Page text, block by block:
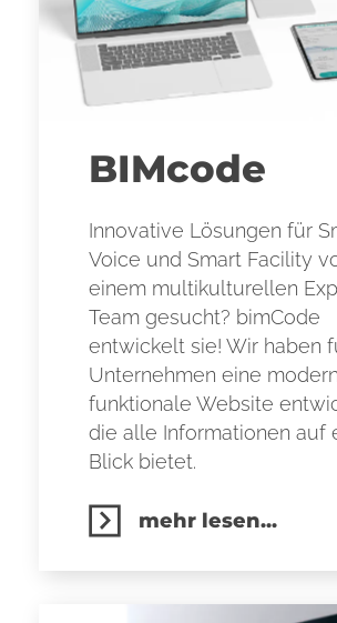
BIMcode
Innovative Lösungen für
Voice und Smart Facility
einem multikulturellen
Team gesucht? bimCode
entwickelt sie! Wir haben
Unternehmen eine
funktionale Website
die alle Informationen auf
Blick bietet.
mehr lesen...